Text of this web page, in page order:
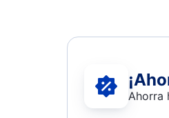
Ahorra